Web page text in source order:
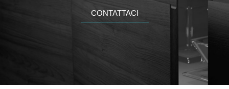
CONTATTACI